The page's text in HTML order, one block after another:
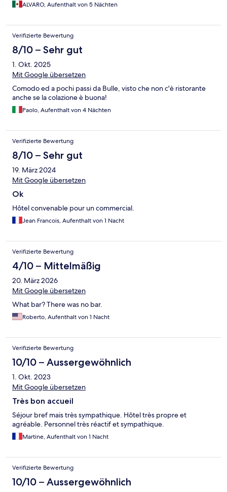
ALVARO, Aufenthalt von 5 Nächten
Verifizierte Bewertung
8/10 – Sehr gut
1. Okt. 2025
Mit Google übersetzen
Comodo ed a pochi passi da Bulle, visto che non c'è ristorante
anche se la colazione è buona!
Paolo, Aufenthalt von 4 Nächten
Verifizierte Bewertung
8/10 – Sehr gut
19. März 2024
Mit Google übersetzen
Ok
Hôtel convenable pour un commercial.
Jean Francois, Aufenthalt von 1 Nacht
Verifizierte Bewertung
4/10 – Mittelmäßig
20. März 2026
Mit Google übersetzen
What bar? There was no bar.
Roberto, Aufenthalt von 1 Nacht
Verifizierte Bewertung
10/10 – Aussergewöhnlich
1. Okt. 2023
Mit Google übersetzen
Très bon accueil
Séjour bref mais très sympathique. Hôtel très propre et
agréable. Personnel très réactif et sympathique.
Martine, Aufenthalt von 1 Nacht
Verifizierte Bewertung
10/10 – Aussergewöhnlich